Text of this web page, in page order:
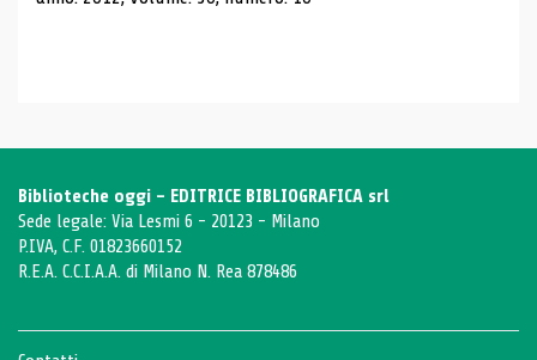
Biblioteche oggi - EDITRICE BIBLIOGRAFICA srl
Sede legale: Via Lesmi 6 - 20123 - Milano
P.IVA, C.F. 01823660152
R.E.A. C.C.I.A.A. di Milano N. Rea 878486